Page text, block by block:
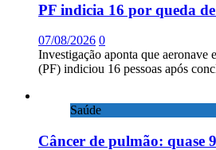
PF indicia 16 por queda
07/08/2026 0
Investigação aponta que aeronave
(PF) indiciou 16 pessoas após
Saúde
Câncer de pulmão: quase